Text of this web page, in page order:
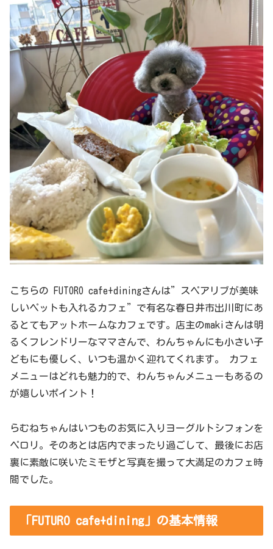
こちらの FUTORO cafe+diningさんは”スペアリブが美味
しいペットも入れるカフェ”で有名な春日井市出川町にあ
るとてもアットホームなカフェです。店主のmakiさんは明
るくフレンドリーなママさんで、わんちゃんにも小さい子
どもにも優しく、いつも温かく迎れてくれます。 カフェ
メニューはどれも魅力的で、わんちゃんメニューもあるの
が嬉しいポイント！
らむねちゃんはいつものお気に入りヨーグルトシフォンを
ペロリ。そのあとは店内でまったり過ごして、最後にお店
裏に素敵に咲いたミモザと写真を撮って大満足のカフェ時
間でした。
「FUTURO cafe+dining」の基本情報